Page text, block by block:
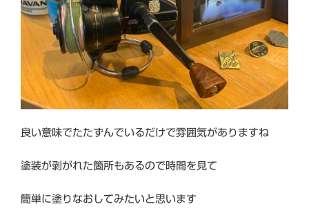
良い意味でたたずんでいるだけで雰囲気がありますね
塗装が剥がれた箇所もあるので時間を見て
簡単に塗りなおしてみたいと思います